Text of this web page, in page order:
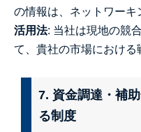
の情報は、ネットワーキ
活用法: 当社は現地の競
て、貴社の市場における
7. 資金調達・補
る制度